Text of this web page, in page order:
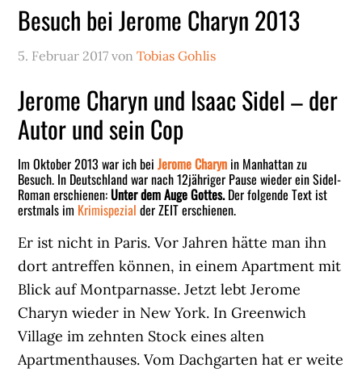
Besuch bei Jerome Charyn 2013
5. Februar 2017 vonTobias Gohlis
Jerome Charyn und Isaac Sidel – der
Autor und sein Cop
Im Oktober 2013 war ich bei Jerome Charyn in Manhattan zu
Besuch. In Deutschland war nach 12jähriger Pause wieder ein Sidel-
Roman erschienen:Unter dem Auge Gottes.Der folgende Text ist
erstmals im Krimispezialder ZEIT erschienen.
Er ist nicht in Paris. Vor Jahren hätte man ihn
dort antreffen können, in einem Apartment mit
Blick auf Montparnasse. Jetzt lebt Jerome
Charyn wieder in New York. In Greenwich
Village im zehnten Stock eines alten
Apartmenthauses. Vom Dachgarten hat er weite